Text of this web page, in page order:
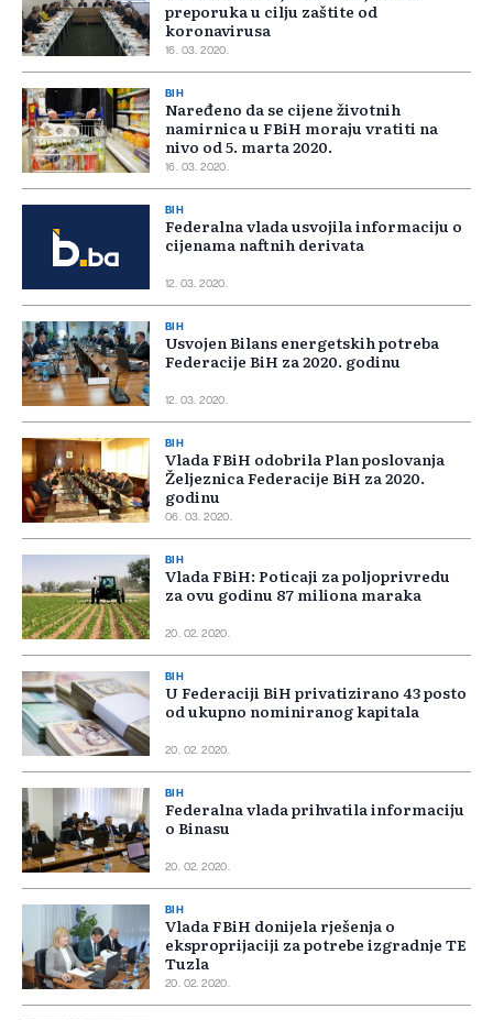
preporuka u cilju zaštite od
koronavirusa
16. 03. 2020.
BIH
Naređeno da se cijene životnih
namirnica u FBiH moraju vratiti na
nivo od 5. marta 2020.
16. 03. 2020.
BIH
Federalna vlada usvojila informaciju o
cijenama naftnih derivata
12. 03. 2020.
BIH
Usvojen Bilans energetskih potreba
Federacije BiH za 2020. godinu
12. 03. 2020.
BIH
Vlada FBiH odobrila Plan poslovanja
Željeznica Federacije BiH za 2020.
godinu
06. 03. 2020.
BIH
Vlada FBiH: Poticaji za poljoprivredu
za ovu godinu 87 miliona maraka
20. 02. 2020.
BIH
U Federaciji BiH privatizirano 43 posto
od ukupno nominiranog kapitala
20. 02. 2020.
BIH
Federalna vlada prihvatila informaciju
o Binasu
20. 02. 2020.
BIH
Vlada FBiH donijela rješenja o
eksproprijaciji za potrebe izgradnje TE
Tuzla
20. 02. 2020.